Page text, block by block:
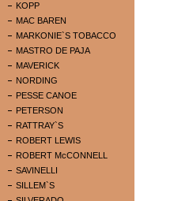
KOPP
MAC BAREN
MARKONIE`S TOBACCO
MASTRO DE PAJA
MAVERICK
NORDING
PESSE CANOE
PETERSON
RATTRAY`S
ROBERT LEWIS
ROBERT McCONNELL
SAVINELLI
SILLEM`S